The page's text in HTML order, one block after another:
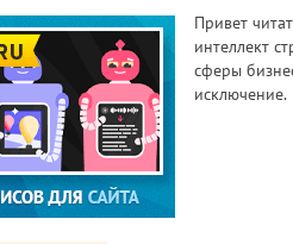
Привет
интеллект
сферы
исключение.